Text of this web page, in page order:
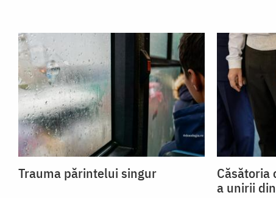
Trauma părintelui singur
Căsătoria
a unirii